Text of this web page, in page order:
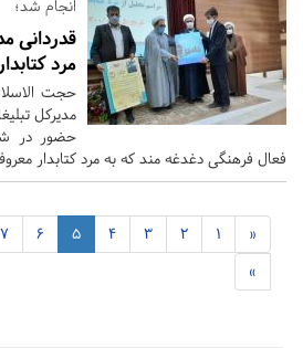
انجام شد؛
قدردانی
مرد
حجت
مدیرکل
حضور در
فعال فرهنگی دغدغه مند که به مرد کتابدار
«
1
2
3
4
5
6
7
»